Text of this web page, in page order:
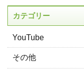
カテゴリー
YouTube
その他